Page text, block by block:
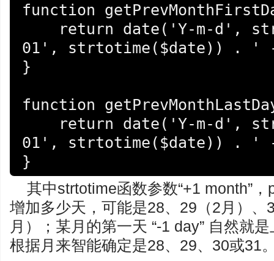
function
01', strtotime($date)) . '
}
function
01', strtotime($date)) . '
}
其中strtotime函数参数“+1 month”
增加多少天，可能是28、29（2月）、
月）；某月的第一天 “-1 day” 自然就
根据月来智能确定是28、29、30或31